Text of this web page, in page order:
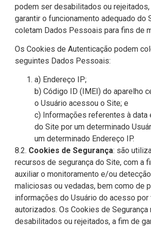
podem ser desabilitados ou rejeitados,
garantir o funcionamento adequado do
coletam Dados Pessoais para fins de
Os Cookies de Autenticação podem
seguintes Dados Pessoais:
a) Endereço IP;
b) Código ID (IMEI) do aparelho
o Usuário acessou o Site; e
c) Informações referentes à data
do Site por um determinado
um determinado Endereço IP.
8.2. Cookies de Segurança: são
recursos de segurança do Site, com a
auxiliar o monitoramento e/ou
maliciosas ou vedadas, bem como de
informações do Usuário do acesso por
autorizados. Os Cookies de
desabilitados ou rejeitados, a fim de